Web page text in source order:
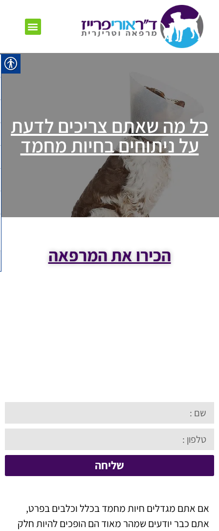
כל מה שאתם צריכים לדעת
על ניתוחים בחיות מחמד
אם אתם מגדלים חיות מחמד בכלל וכלבים בפרט,
אתם כבר יודעים שמהר מאוד הם הופכים להיות חלק
הכירו את המרפאה
שליחה